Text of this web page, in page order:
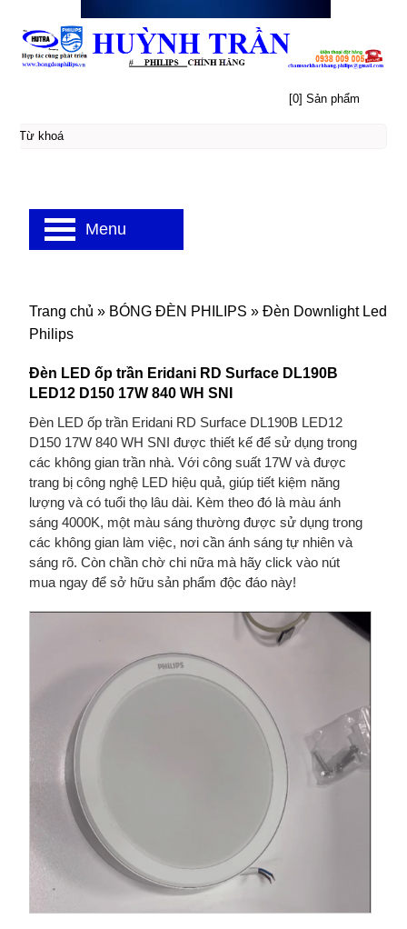
Đèn LED ốp trần Eridani RD Surface DL190B
LED12 D150 17W 840 WH SNI
Đèn LED ốp trần Eridani RD Surface DL190B LED12
D150 17W 840 WH SNI được thiết kế để sử dụng trong
các không gian trần nhà. Với công suất 17W và được
trang bị công nghệ LED hiệu quả, giúp tiết kiệm năng
lượng và có tuổi thọ lâu dài. Kèm theo đó là màu ánh
sáng 4000K, một màu sáng thường được sử dụng trong
các không gian làm việc, nơi cần ánh sáng tự nhiên và
sáng rõ. Còn chần chờ chi nữa mà hãy click vào nút
mua ngay để sở hữu sản phẩm độc đáo này!
Trang chủ » BÓNG ĐÈN PHILIPS » Đèn Downlight Led
Philips
[0] Sản phẩm
Menu